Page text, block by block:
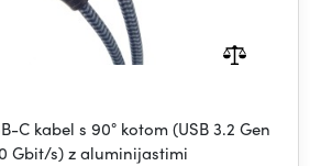
C kabel s 90° kotom (USB 3.2 Gen
Gbit/s) z aluminijastimi